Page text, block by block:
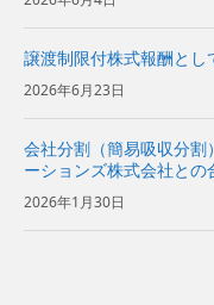
譲渡制限付株式報酬と
2026年6月23日
会社分割（簡易吸収分
ーションズ株式会社と
2026年1月30日